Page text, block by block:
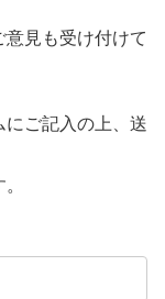
見も受け付けて
にご記入の上、送